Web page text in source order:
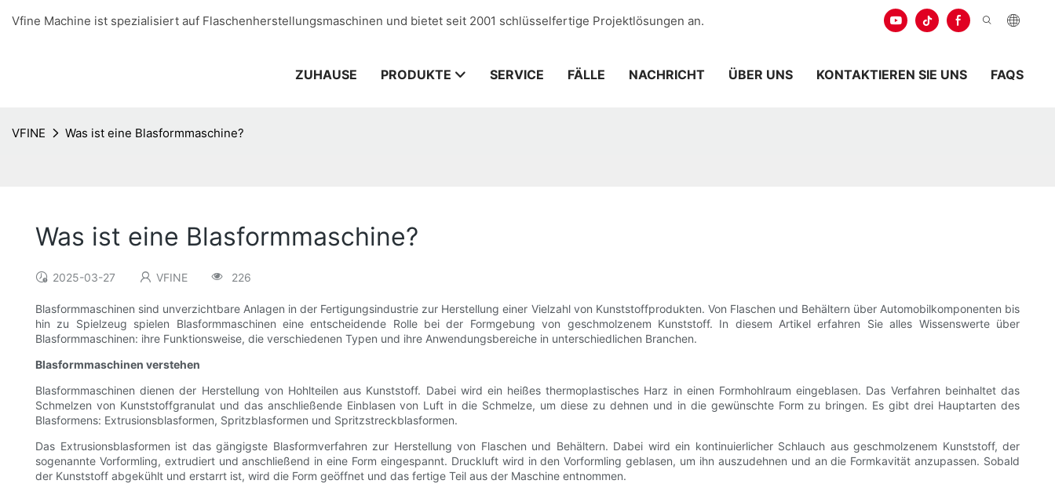
Vfine Machine ist spezialisiert auf Flaschenherstellungsmaschinen und bietet seit 2001 schlüsselfertige Projektlösungen an.
ZUHAUSE PRODUKTE SERVICE FÄLLE NACHRICHT ÜBER UNS KONTAKTIEREN SIE UNS FAQS
VFINE Was ist eine Blasformmaschine?
Was ist eine Blasformmaschine?
2025-03-27 VFINE 226
Blasformmaschinen sind unverzichtbare Anlagen in der Fertigungsindustrie zur Herstellung einer Vielzahl von Kunststoffprodukten. Von Flaschen und Behältern über Automobilkomponenten bis
hin zu Spielzeug spielen Blasformmaschinen eine entscheidende Rolle bei der Formgebung von geschmolzenem Kunststoff. In diesem Artikel erfahren Sie alles Wissenswerte über
Blasformmaschinen: ihre Funktionsweise, die verschiedenen Typen und ihre Anwendungsbereiche in unterschiedlichen Branchen.
Blasformmaschinen verstehen
Blasformmaschinen dienen der Herstellung von Hohlteilen aus Kunststoff. Dabei wird ein heißes thermoplastisches Harz in einen Formhohlraum eingeblasen. Das Verfahren beinhaltet das
Schmelzen von Kunststoffgranulat und das anschließende Einblasen von Luft in die Schmelze, um diese zu dehnen und in die gewünschte Form zu bringen. Es gibt drei Hauptarten des
Blasformens: Extrusionsblasformen, Spritzblasformen und Spritzstreckblasformen.
Das Extrusionsblasformen ist das gängigste Blasformverfahren zur Herstellung von Flaschen und Behältern. Dabei wird ein kontinuierlicher Schlauch aus geschmolzenem Kunststoff, der
sogenannte Vorformling, extrudiert und anschließend in eine Form eingespannt. Druckluft wird in den Vorformling geblasen, um ihn auszudehnen und an die Formkavität anzupassen. Sobald
der Kunststoff abgekühlt und erstarrt ist, wird die Form geöffnet und das fertige Teil aus der Maschine entnommen.